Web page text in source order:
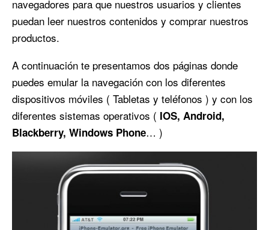
navegadores para que nuestros usuarios y clientes
puedan leer nuestros contenidos y comprar nuestros
productos.
A continuación te presentamos dos páginas donde
puedes emular la navegación con los diferentes
dispositivos móviles ( Tabletas y teléfonos ) y con los
diferentes sistemas operativos ( IOS, Android,
Blackberry, Windows Phone… )